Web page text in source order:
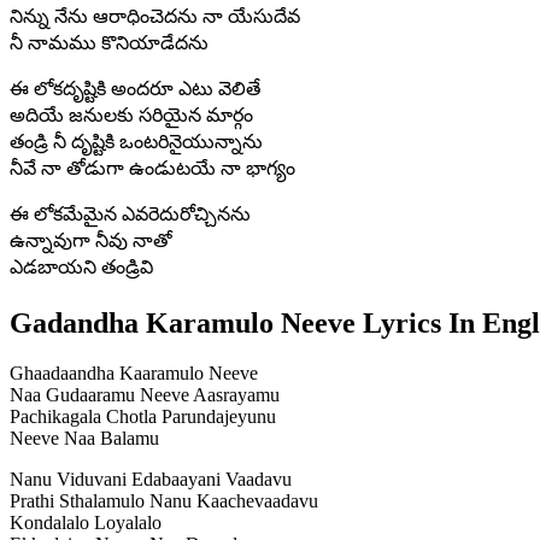
నిన్ను నేను ఆరాధించెదను నా యేసుదేవ
నీ నామము కొనియాడేదను
ఈ లోకదృష్టికి అందరూ ఎటు వెలితే
అదియే జనులకు సరియైన మార్గం
తండ్రి నీ దృష్టికి ఒంటరినైయున్నాను
నీవే నా తోడుగా ఉండుటయే నా భాగ్యం
ఈ లోకమేమైన ఎవరెదురోచ్చినను
ఉన్నావుగా నీవు నాతో
ఎడబాయని తండ్రివి
Gadandha Karamulo Neeve Lyrics In
Ghaadaandha Kaaramulo Neeve
Naa Gudaaramu Neeve Aasrayamu
Pachikagala Chotla Parundajeyunu
Neeve Naa Balamu
Nanu Viduvani Edabaayani Vaadavu
Prathi Sthalamulo Nanu Kaachevaadavu
Kondalalo Loyalalo